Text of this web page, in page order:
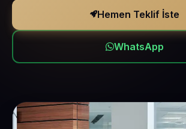
Hemen Teklif İste
WhatsApp